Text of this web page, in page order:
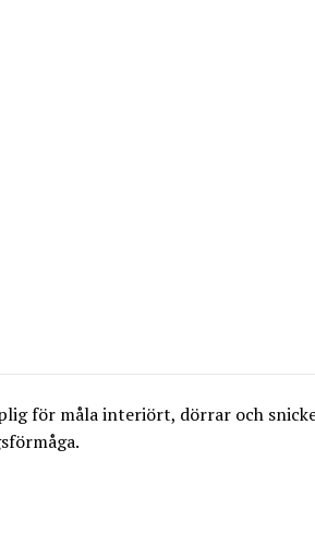
för måla interiört, dörrar och